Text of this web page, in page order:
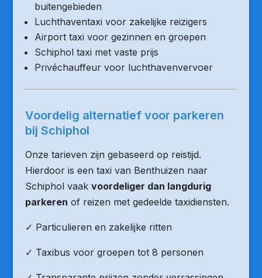
buitengebieden
Luchthaventaxi voor zakelijke reizigers
Airport taxi voor gezinnen en groepen
Schiphol taxi met vaste prijs
Privéchauffeur voor luchthavenvervoer
Voordelig alternatief voor parkeren
bij Schiphol
Onze tarieven zijn gebaseerd op reistijd.
Hierdoor is een taxi van Benthuizen naar
Schiphol vaak voordeliger dan langdurig
parkeren of reizen met gedeelde taxidiensten.
✓ Particulieren en zakelijke ritten
✓ Taxibus voor groepen tot 8 personen